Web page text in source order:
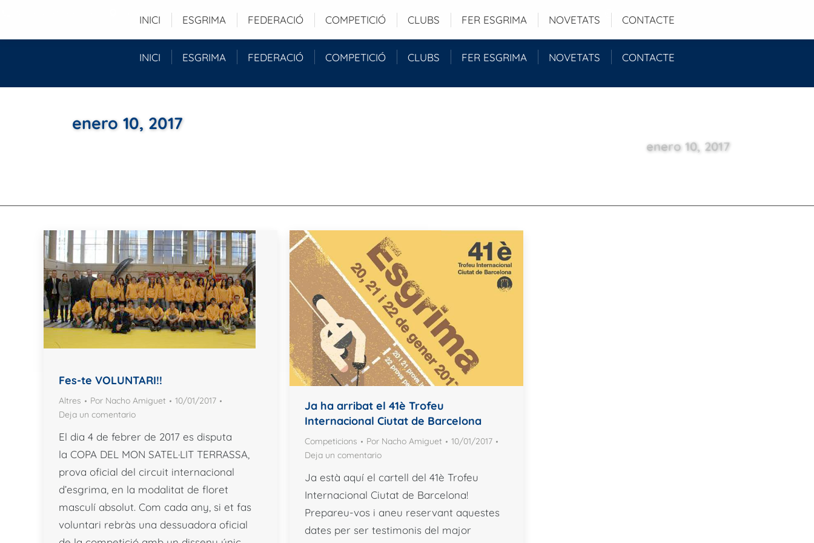
Duquessa d'Orleans, 29 baixos - 08034 - Barcelona (ESP)
INICI ESGRIMA FEDERACIÓ COMPETICIÓ CLUBS FER ESGRIMA NOVETATS CONTACTE
enero 10, 2017
enero 10, 2017
Fes-te VOLUNTARI!!
Altres Por Nacho Amiguet
10/01/2017
Deja un comentario
El dia 4 de febrer de 2017 es disputa
la COPA DEL MON SATEL·LIT TERRASSA,
prova oficial del circuit internacional
d’esgrima, en la modalitat de floret
masculí absolut. Com cada any, si et fas
voluntari rebràs una dessuadora oficial
Ja ha arribat el 41è Trofeu
Internacional Ciutat de Barcelona
Competicions Por Nacho Amiguet
10/01/2017
Deja un comentario
Ja està aquí el cartell del 41è Trofeu
Internacional Ciutat de Barcelona!
Prepareu-vos i aneu reservant aquestes
dates per ser testimonis del major
INICI ESGRIMA FEDERACIÓ COMPETICIÓ CLUBS FER ESGRIMA NOVETATS CONTACTE